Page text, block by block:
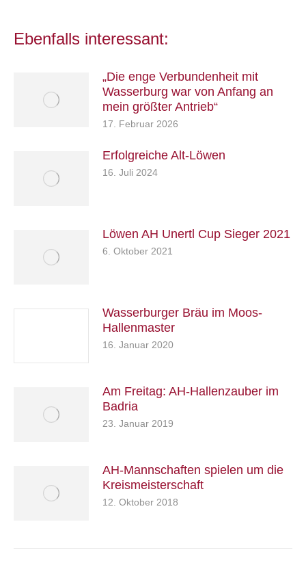
Ebenfalls interessant:
„Die enge Verbundenheit mit
Wasserburg war von Anfang an
mein größter Antrieb“
17. Februar 2026
Erfolgreiche Alt-Löwen
16. Juli 2024
Löwen AH Unertl Cup Sieger 2021
6. Oktober 2021
Wasserburger Bräu im Moos-
Hallenmaster
16. Januar 2020
Am Freitag: AH-Hallenzauber im
Badria
23. Januar 2019
AH-Mannschaften spielen um die
Kreismeisterschaft
12. Oktober 2018